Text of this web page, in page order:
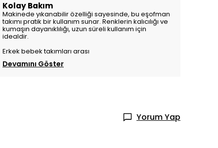
Kolay Bakım
Makinede yıkanabilir özelliği sayesinde, bu eşofman
takımı pratik bir kullanım sunar. Renklerin kalıcılığı ve
kumaşın dayanıklılığı, uzun süreli kullanım için
idealdir.
Erkek bebek takımları arası
Devamını Göster
Yorum Yap